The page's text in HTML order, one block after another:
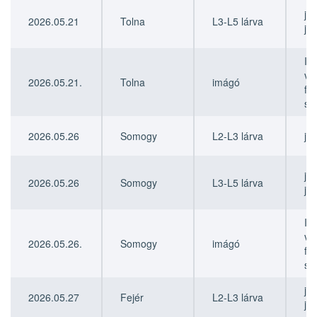
2026.05.21 Tolna L3-L5 lárva
2026.05.21. Tolna imágó
II.
2026.05.26 Somogy L2-L3 lárva
2026.05.26 Somogy L3-L5 lárva
2026.05.26. Somogy imágó
II.
2026.05.27 Fejér L2-L3 lárva